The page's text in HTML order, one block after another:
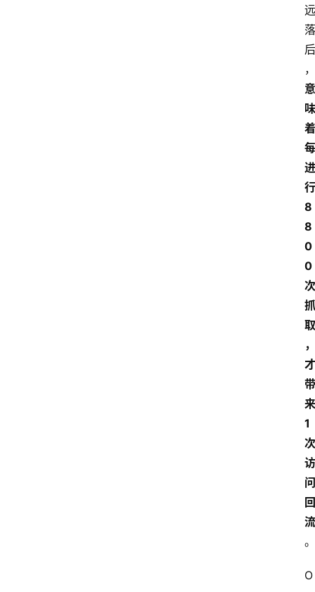
远
落
后
，
意
味
着
每
进
行
8
8
0
0
次
抓
取
，
才
带
来
1
次
访
问
回
流
。
O